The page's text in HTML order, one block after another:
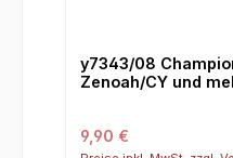
y7343/08
Zenoah/CY und
Regulärer Preis:
9,90 €